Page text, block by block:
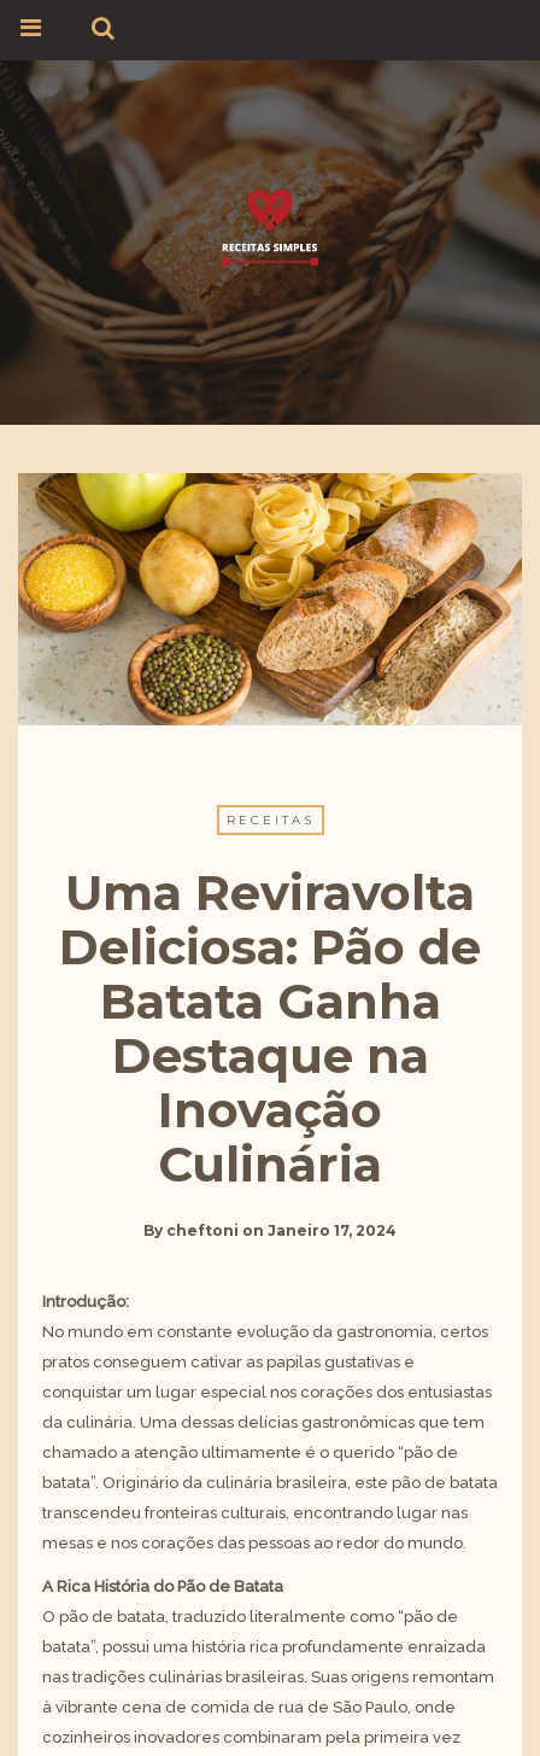
RECEITAS
Uma Reviravolta
Deliciosa: Pão de
Batata Ganha
Destaque na
Inovação
Culinária
By cheftoni on Janeiro 17, 2024
Introdução:
No mundo em constante evolução da gastronomia, certos
pratos conseguem cativar as papilas gustativas e
conquistar um lugar especial nos corações dos entusiastas
da culinária. Uma dessas delícias gastronômicas que tem
chamado a atenção ultimamente é o querido “pão de
batata”. Originário da culinária brasileira, este pão de batata
transcendeu fronteiras culturais, encontrando lugar nas
mesas e nos corações das pessoas ao redor do mundo.
A Rica História do Pão de Batata
O pão de batata, traduzido literalmente como “pão de
batata”, possui uma história rica profundamente enraizada
nas tradições culinárias brasileiras. Suas origens remontam
à vibrante cena de comida de rua de São Paulo, onde
cozinheiros inovadores combinaram pela primeira vez